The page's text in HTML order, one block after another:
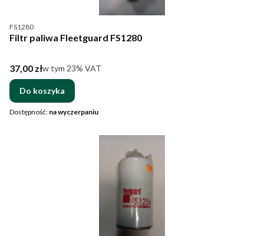
Kod produktu
FS1280
Filtr paliwa Fleetguard FS1280
Cena brutto
37,00 złw tym %s VAT
w tym 23% VAT
Do koszyka
Dostępność: na wyczerpaniu